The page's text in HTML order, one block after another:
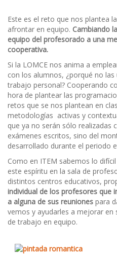
Este es el reto que nos plantea
afrontar en equipo. Cambiando
equipo del profesorado a una
cooperativa.
Si la LOMCE nos anima a
con los alumnos, ¿porqué no
trabajo personal? Cooperando
hora de plantear las
retos que se nos plantean en
metodologías activas y
que ya no serán sólo realizadas
exámenes escritos, sino del
desarrollado durante el periodo
Como en ITEM sabemos lo
este espíritu en la sala de
distintos centros educativos,
individual de los profesores que
a alguna de sus reuniones para
vemos y ayudarles a mejorar en
de trabajo en equipo.